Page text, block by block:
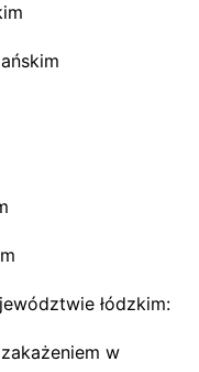
łódzkim:
w